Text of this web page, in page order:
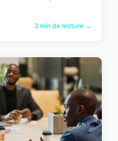
3 min de lecture →